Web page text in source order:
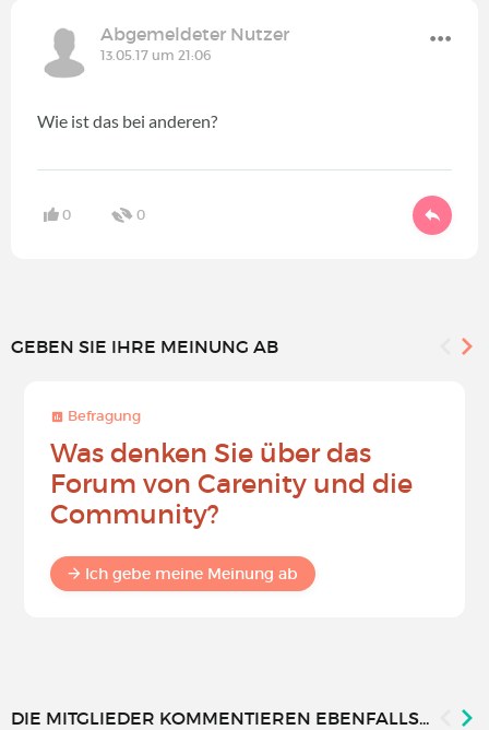
Abgemeldeter Nutzer
13.05.17 um 21:06
Wie ist das bei anderen?
0 0
GEBEN SIE IHRE MEINUNG AB
Befragung
Was denken Sie über das
Forum von Carenity und die
Community?
Ich gebe meine Meinung ab
DIE MITGLIEDER KOMMENTIEREN EBENFALLS...